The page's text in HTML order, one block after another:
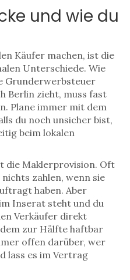
und wie du
Käufer machen, ist die
Unterschiede. Wie
Grunderwerbsteuer
Berlin zieht, muss fast
Plane immer mit dem
du noch unsicher bist,
beim lokalen
die Maklerprovision. Oft
zahlen, wenn sie
haben. Aber
Inserat steht und du
Verkäufer direkt
zur Hälfte haftbar
offen darüber, wer
lass es im Vertrag